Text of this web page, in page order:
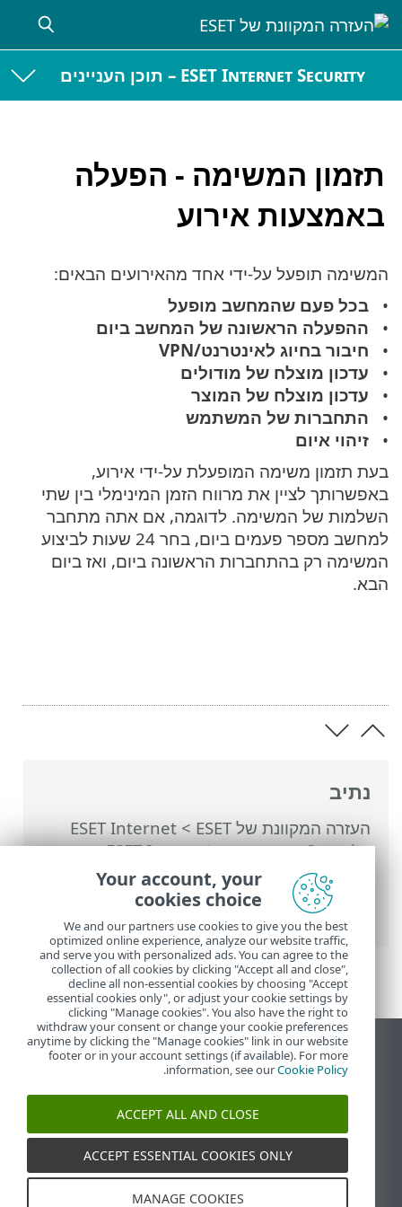
ESET Internet Security – תוכן העניינים
תזמון המשימה - הפעלה
באמצעות אירוע
נתיב
העזרה המקוונת של ESET >
ESET Internet
Security
>
עבודה עם ESET Internet
Security
> כלים>מתזמן> חלונות דו-שיח -
מתזמן > תזמון המשימה - הפעלה באמצעות
אירוע
המשימה תופעל על-ידי אחד מהאירועים הבאים:
בכל פעם שהמחשב מופעל
ההפעלה הראשונה של המחשב ביום
חיבור בחיוג לאינטרנט/VPN
עדכון מוצלח של מודולים
עדכון מוצלח של המוצר
התחברות של המשתמש
זיהוי איום
בעת תזמון משימה המופעלת על-ידי אירוע,
באפשרותך לציין את מרווח הזמן המינימלי בין שתי
השלמות של המשימה. לדוגמה, אם אתה מתחבר
למחשב מספר פעמים ביום, בחר 24 שעות לביצוע
המשימה רק בהתחברות הראשונה ביום, ואז ביום
הבא.
הצג את האתר למחשב
End of Life
מאגר הידע של ESET
ESET Status Portal
תמיכה אזורית
Your account, your
cookies choice
We and our partners use cookies to give you the best
optimized online experience, analyze our website traffic,
and serve you with personalized ads. You can agree to the
collection of all cookies by clicking "Accept all and close",
decline all non-essential cookies by choosing "Accept
essential cookies only", or adjust your cookie settings by
clicking "Manage cookies". You also have the right to
withdraw your consent or change your cookie preferences
anytime by clicking the "Manage cookies" link in our website
footer or in your account settings (if available). For more
information, see ourCookie Policy
.
ACCEPT ALL AND CLOSE
ACCEPT ESSENTIAL COOKIES ONLY
MANAGE COOKIES